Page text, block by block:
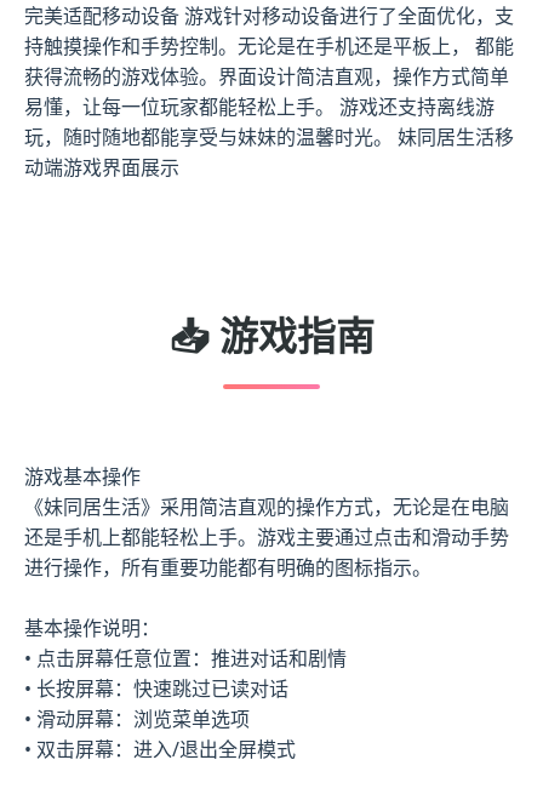
完美适配移动设备 游戏针对移动设备进行了全面优化，支
持触摸操作和手势控制。无论是在手机还是平板上， 都能
获得流畅的游戏体验。界面设计简洁直观，操作方式简单
易懂，让每一位玩家都能轻松上手。 游戏还支持离线游
玩，随时随地都能享受与妹妹的温馨时光。 妹同居生活移
动端游戏界面展示
📥 游戏指南
游戏基本操作
《妹同居生活》采用简洁直观的操作方式，无论是在电脑
还是手机上都能轻松上手。游戏主要通过点击和滑动手势
进行操作，所有重要功能都有明确的图标指示。
基本操作说明：
• 点击屏幕任意位置：推进对话和剧情
• 长按屏幕：快速跳过已读对话
• 滑动屏幕：浏览菜单选项
• 双击屏幕：进入/退出全屏模式